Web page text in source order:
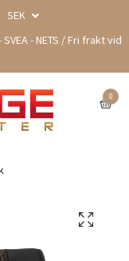
SEK
- NETS / Fri frakt vid
0